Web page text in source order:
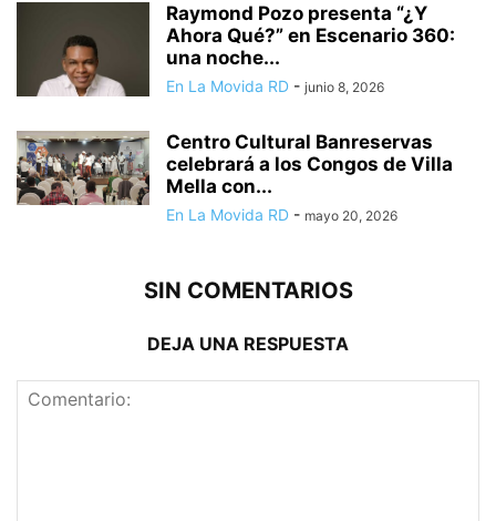
Raymond Pozo presenta “¿Y
Ahora Qué?” en Escenario 360:
una noche...
En La Movida RD - junio 8, 2026
Centro Cultural Banreservas
celebrará a los Congos de Villa
Mella con...
En La Movida RD - mayo 20, 2026
SIN COMENTARIOS
DEJA UNA RESPUESTA